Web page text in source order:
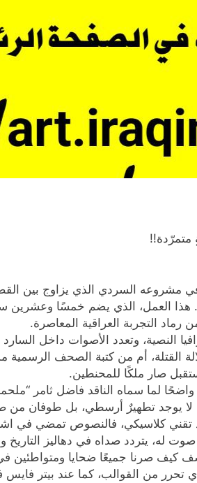
متمرّدة!!
مشروعه السردي الذي يزاوج بين
هذا العمل، الذي يضم خمسًا
التجربة العراقية المعاصرة.
النصية، وتعدد الأصوات داخل
القتلة، أم من كتبة الصحف
صار ملكًا للمحنطين.
لما سماه الناقد فاضل ثامر
لا يوجد تطهيرٌ أرسطي، بل طوفان من
كلاسيكي، فالنصوص تمضي في
له، يتردد صداه في دهاليز
صرنا جميعًا ضحايا ومتواطئين
تحرر من القوالب، كما عند بيتر